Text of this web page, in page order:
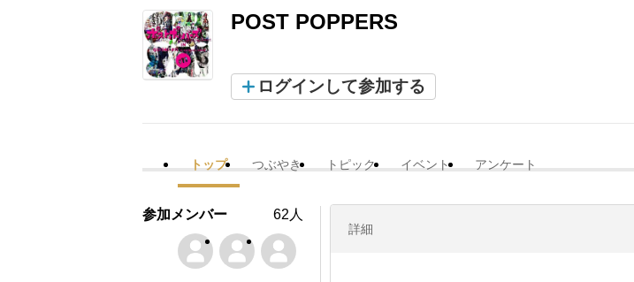
POST POPPERS
ログインして参加する
トップ つぶやき トピック イベント アンケート
詳細
参加メンバー 62人